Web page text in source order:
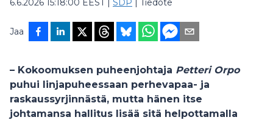
6.6.2026 15:18:00 EEST| SDP | Tiedote
Jaa
– Kokoomuksen puheenjohtaja Petteri Orpo
puhui linjapuheessaan perhevapaa- ja
raskaussyrjinnästä, mutta hänen itse
johtamansa hallitus lisää sitä helpottamalla